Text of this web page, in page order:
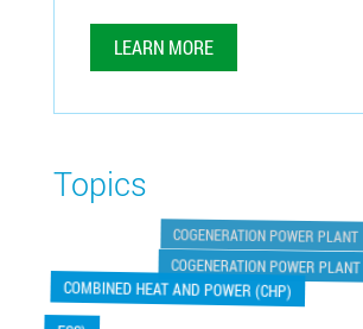
LEARN MORE
Topics
COGENERATION POWER PLANT
COGENERATION POWER PLANT
COMBINED HEAT AND POWER (CHP)